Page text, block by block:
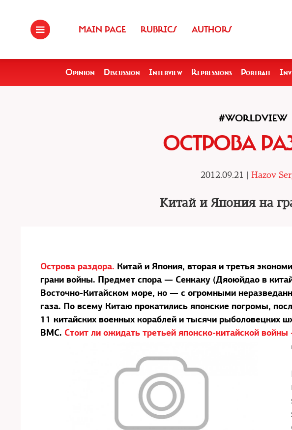
MAIN PAGE RUBRICS AUTHORS
Opinion Discussion Interview Repressions Portrait
#WORLDVIEW
ОСТРОВА
2012.09.21 | Hazov
Китай и Япония на
Острова раздора. Китай и Япония, вторая и третья
грани войны. Предмет спора — Сенкаку (Дяоюйдао в
Восточно-Китайском море, но — с огромными
газа. По всему Китаю прокатились японские погромы,
11 китайских военных кораблей и тысячи рыболовецких
ВМС. Стоит ли ожидать третьей японско-китайской